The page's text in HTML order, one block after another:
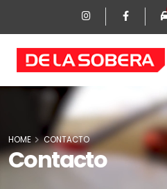
Contacto
HOME CONTACTO